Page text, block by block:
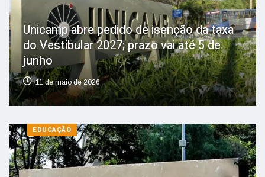
Unicamp abre pedido de isenção da taxa
do Vestibular 2027; prazo vai até 5 de
junho
11 de maio de 2026
EDUCAÇÃO